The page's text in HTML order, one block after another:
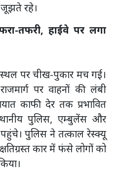
रहे।
तफरी, हाईवे पर लगा
पर चीख-पुकार मच गई।
पर वाहनों की लंबी
काफी देर तक प्रभावित
पुलिस, एम्बुलेंस और
पुलिस ने तत्काल रेस्क्यू
कार में फंसे लोगों को